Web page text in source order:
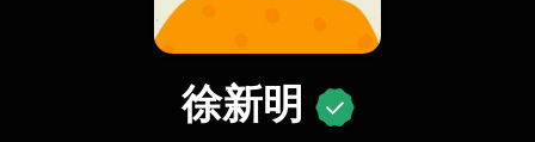
徐新明